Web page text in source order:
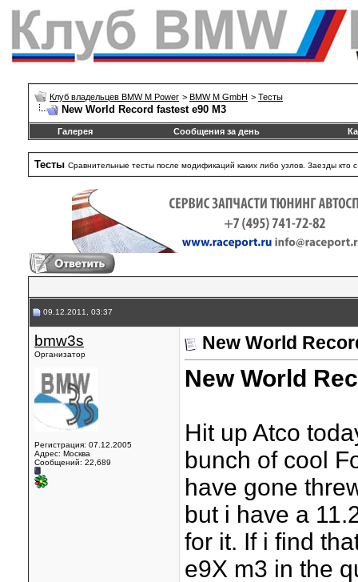
Клуб владельцев BMW M Power > BMW M GmbH > Тесты
New World Record fastest e90 M3
Галерея Сообщения за день
Тесты Сравнительные тесты после модификаций каких либо узлов. Заезды кто
09.12.2011, 03:37
bmw3s
Организатор
Регистрация: 07.12.2005
Адрес: Москва
Сообщений: 22,689
New World
New World
Hit up Atco
bunch of cool
have gone
but i have a
for it. If i find
e9X m3 in the